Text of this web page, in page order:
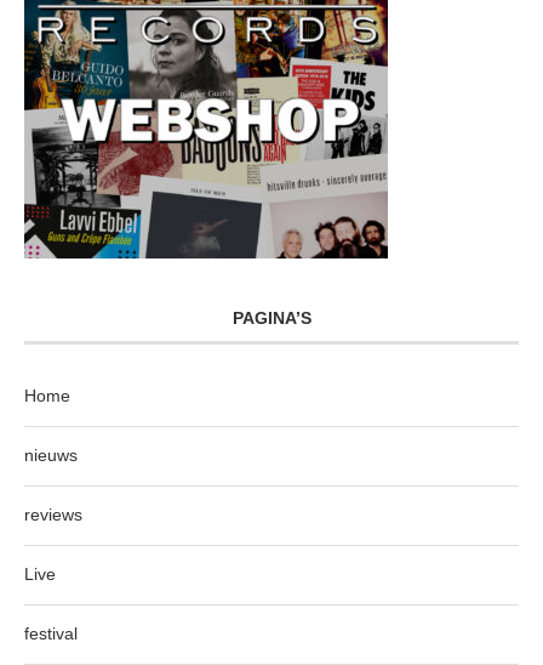
PAGINA’S
Home
nieuws
reviews
Live
festival